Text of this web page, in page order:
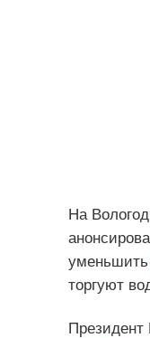
На
уменьшить
торгуют
Президент